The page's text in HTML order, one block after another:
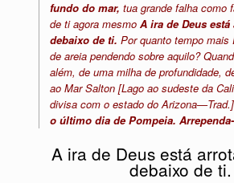
fundo do mar, tua grande falha como
de ti agora mesmo A ira de Deus
debaixo de ti. Por quanto tempo
de areia pendendo sobre aquilo?
além, de uma milha de profundidade,
ao Mar Salton [Lago ao sudeste da
divisa com o estado do
o último dia de Pompeia.
A ira de Deus está
debaixo de ti.